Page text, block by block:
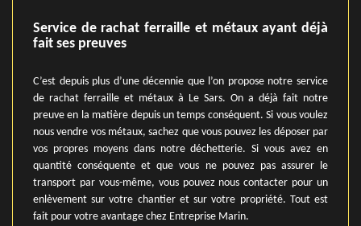
Service de rachat ferraille et métaux ayant déjà
fait ses preuves
C’est depuis plus d’une décennie que l’on propose notre service
de rachat ferraille et métaux à Le Sars. On a déjà fait notre
preuve en la matière depuis un temps conséquent. Si vous voulez
nous vendre vos métaux, sachez que vous pouvez les déposer par
vos propres moyens dans notre déchetterie. Si vous avez en
quantité conséquente et que vous ne pouvez pas assurer le
transport par vous-même, vous pouvez nous contacter pour un
enlèvement sur votre chantier et sur votre propriété. Tout est
fait pour votre avantage chez Entreprise Marin.